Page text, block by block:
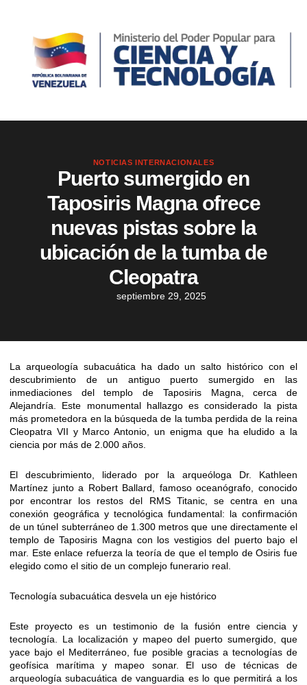
NOTICIAS INTERNACIONALES
Puerto sumergido en
Taposiris Magna ofrece
nuevas pistas sobre la
ubicación de la tumba de
Cleopatra
septiembre 29, 2025
La arqueología subacuática ha dado un salto histórico con el
descubrimiento de un antiguo puerto sumergido en las
inmediaciones del templo de Taposiris Magna, cerca de
Alejandría. Este monumental hallazgo es considerado la pista
más prometedora en la búsqueda de la tumba perdida de la reina
Cleopatra VII y Marco Antonio, un enigma que ha eludido a la
ciencia por más de 2.000 años.
El descubrimiento, liderado por la arqueóloga Dr. Kathleen
Martínez junto a Robert Ballard, famoso oceanógrafo, conocido
por encontrar los restos del RMS Titanic, se centra en una
conexión geográfica y tecnológica fundamental: la confirmación
de un túnel subterráneo de 1.300 metros que une directamente el
templo de Taposiris Magna con los vestigios del puerto bajo el
mar. Este enlace refuerza la teoría de que el templo de Osiris fue
elegido como el sitio de un complejo funerario real.
Tecnología subacuática desvela un eje histórico
Este proyecto es un testimonio de la fusión entre ciencia y
tecnología. La localización y mapeo del puerto sumergido, que
yace bajo el Mediterráneo, fue posible gracias a tecnologías de
geofísica marítima y mapeo sonar. El uso de técnicas de
arqueología subacuática de vanguardia es lo que permitirá a los